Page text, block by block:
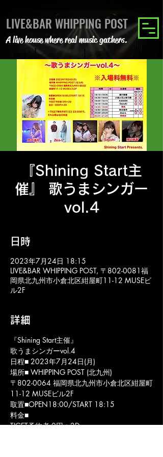
LIVE&BAR WHIPPING POST
A live house where real music gathers.
『Shining Start主
催』 歌うまシンガー
vol.4
日時
2023年7月24日 18:15
LIVE&BAR WHIPPING POST, 〒802-0081福
岡県北九州市小倉北区紺屋町11-12 MUSEビ
ル2F
詳細
『Shining Start主催』
歌うまシンガーvol.4
日程■ 2023年7月24日(月)
場所■ WHIPPING POST (北九州)
〒802-0064 福岡県北九州市小倉北区紺屋町
11-12 MUSEビル2F
取置■OPEN18:00/START 18:15
料金■
TIGET予約者 0円＋2D